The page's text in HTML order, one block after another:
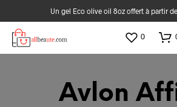
Un gel Eco olive oil 8oz offert à partir
0
Avlon